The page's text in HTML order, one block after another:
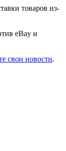
товаров из-
eBay и
свои новости.